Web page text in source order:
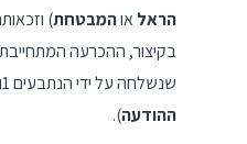
הראלאוהמבטחת)
בקיצור, ההכרעה
שנשלחה על ידי הנתבעים 1ו- 2כנגד צדדי ג'1ו- 2(להלן:
ההודעה).